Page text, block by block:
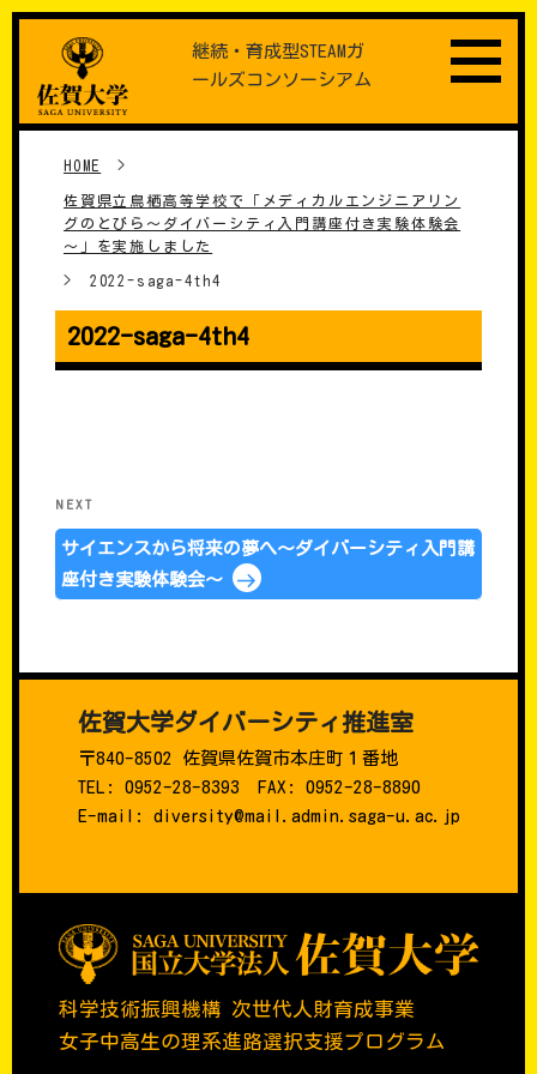
content
継続・育成型STEAMガ
ールズコンソーシアム
HOME >
佐賀県立鳥栖高等学校で「メディカルエンジニアリン
グのとびら～ダイバーシティ入門講座付き実験体験会
～」を実施しました
> 2022-saga-4th4
2022-saga-4th4
Next
Post
NEXT
サイエンスから将来の夢へ～ダイバーシティ入門講
座付き実験体験会～
科学技術振興機構 次世代人財育成事業
女子中高生の理系進路選択支援プログラム
佐賀大学ダイバーシティ推進室
〒840-8502 佐賀県佐賀市本庄町１番地
TEL: 0952-28-8393 FAX: 0952-28-8890
E-mail: diversity@mail.admin.saga-u.ac.jp